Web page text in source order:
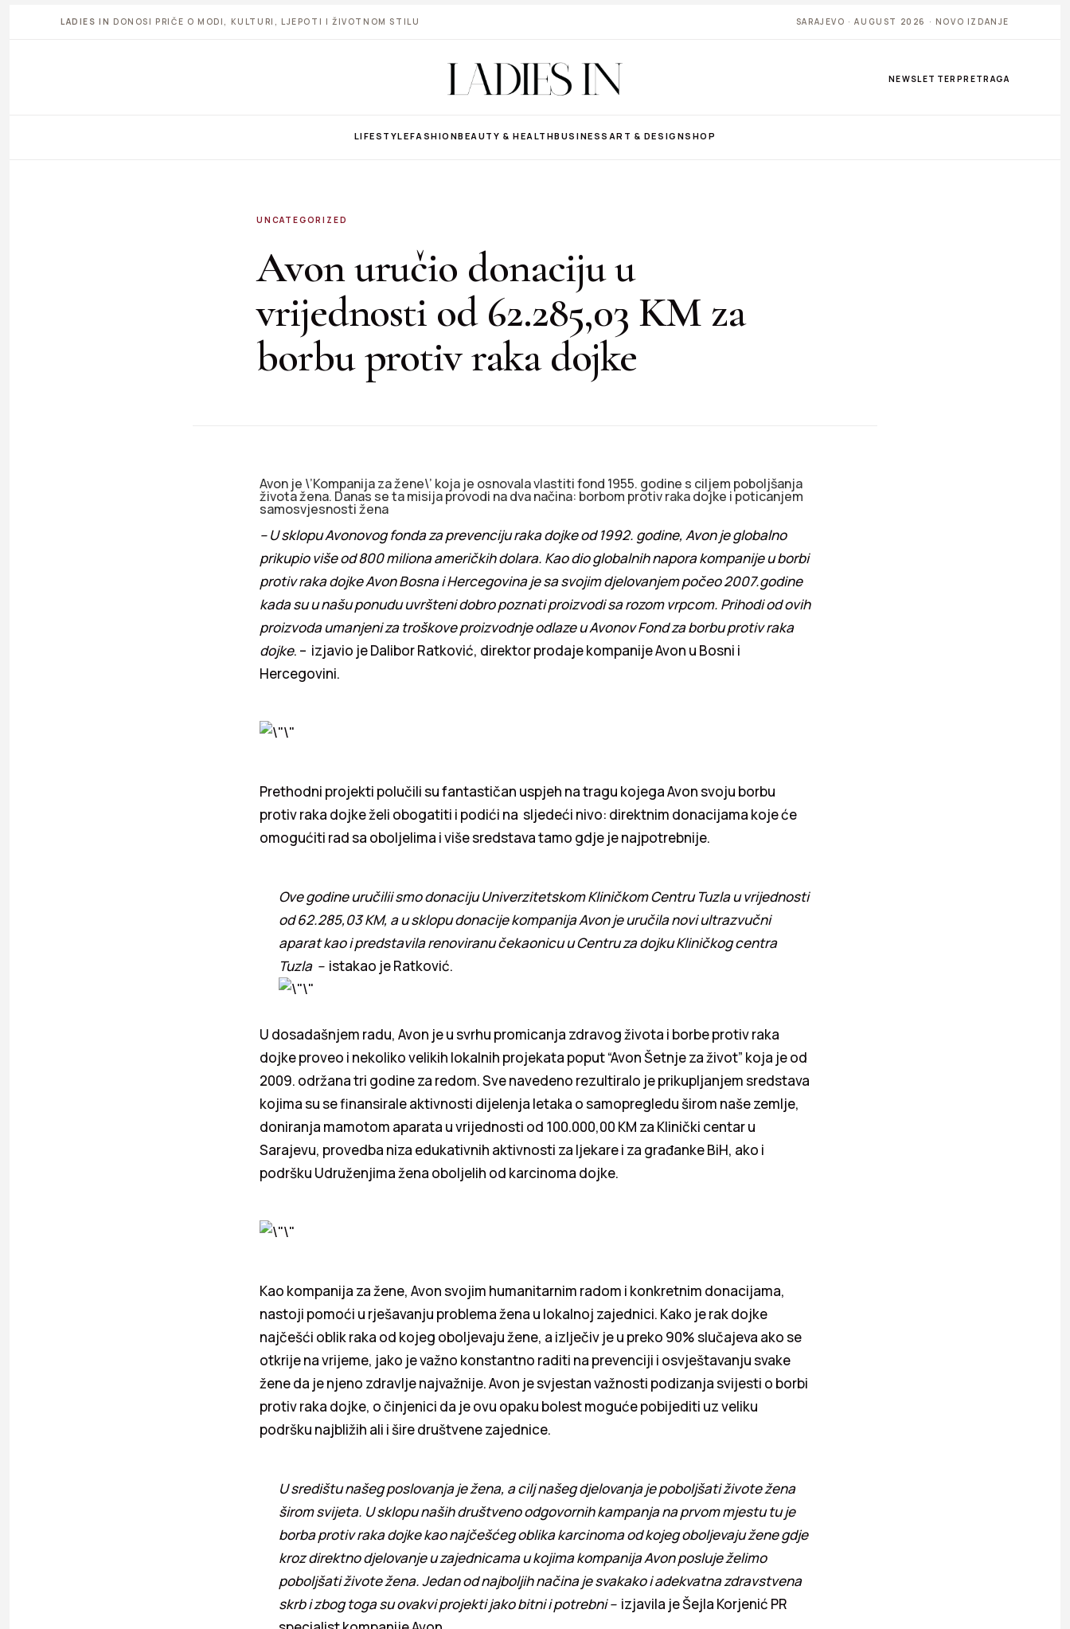
LADIES IN DONOSI PRIČE O MODI, KULTURI, LJEPOTI I ŽIVOTNOM STILU SARAJEVO · AUGUST 2026 · NOVO IZDANJE
NEWSLETTER PRETRAGA
LIFESTYLEFASHIONBEAUTY & HEALTHBUSINESS ART & DESIGNSHOP
UNCATEGORIZED
Avon uručio donaciju u
vrijednosti od 62.285,03 KM za
borbu protiv raka dojke
Avon je \’Kompanija za žene\’ koja je osnovala vlastiti fond 1955. godine s ciljem poboljšanja
života žena. Danas se ta misija provodi na dva načina: borbom protiv raka dojke i poticanjem
samosvjesnosti žena
– U sklopu Avonovog fonda za prevenciju raka dojke od 1992. godine, Avon je globalno
prikupio više od 800 miliona američkih dolara. Kao dio globalnih napora kompanije u borbi
protiv raka dojke Avon Bosna i Hercegovina je sa svojim djelovanjem počeo 2007.godine
kada su u našu ponudu uvršteni dobro poznati proizvodi sa rozom vrpcom. Prihodi od ovih
proizvoda umanjeni za troškove proizvodnje odlaze u Avonov Fond za borbu protiv raka
dojke. – izjavio je Dalibor Ratković, direktor prodaje kompanije Avon u Bosni i
Hercegovini.
Prethodni projekti polučili su fantastičan uspjeh na tragu kojega Avon svoju borbu
protiv raka dojke želi obogatiti i podići na sljedeći nivo: direktnim donacijama koje će
omogućiti rad sa oboljelima i više sredstava tamo gdje je najpotrebnije.
Ove godine uručilii smo donaciju Univerzitetskom Kliničkom Centru Tuzla u vrijednosti
od 62.285,03 KM, a u sklopu donacije kompanija Avon je uručila novi ultrazvučni
aparat kao i predstavila renoviranu čekaonicu u Centru za dojku Kliničkog centra
Tuzla – istakao je Ratković.
U dosadašnjem radu, Avon je u svrhu promicanja zdravog života i borbe protiv raka
dojke proveo i nekoliko velikih lokalnih projekata poput “Avon Šetnje za život” koja je od
2009. održana tri godine za redom. Sve navedeno rezultiralo je prikupljanjem sredstava
kojima su se finansirale aktivnosti dijelenja letaka o samopregledu širom naše zemlje,
doniranja mamotom aparata u vrijednosti od 100.000,00 KM za Klinički centar u
Sarajevu, provedba niza edukativnih aktivnosti za ljekare i za građanke BiH, ako i
podršku Udruženjima žena oboljelih od karcinoma dojke.
Kao kompanija za žene, Avon svojim humanitarnim radom i konkretnim donacijama,
nastoji pomoći u rješavanju problema žena u lokalnoj zajednici. Kako je rak dojke
najčešći oblik raka od kojeg oboljevaju žene, a izlječiv je u preko 90% slučajeva ako se
otkrije na vrijeme, jako je važno konstantno raditi na prevenciji i osvještavanju svake
žene da je njeno zdravlje najvažnije. Avon je svjestan važnosti podizanja svijesti o borbi
protiv raka dojke, o činjenici da je ovu opaku bolest moguće pobijediti uz veliku
podršku najbližih ali i šire društvene zajednice.
U središtu našeg poslovanja je žena, a cilj našeg djelovanja je poboljšati živote žena
širom svijeta. U sklopu naših društveno odgovornih kampanja na prvom mjestu tu je
borba protiv raka dojke kao najčešćeg oblika karcinoma od kojeg oboljevaju žene gdje
kroz direktno djelovanje u zajednicama u kojima kompanija Avon posluje želimo
poboljšati živote žena. Jedan od najboljih načina je svakako i adekvatna zdravstvena
skrb i zbog toga su ovakvi projekti jako bitni i potrebni – izjavila je Šejla Korjenić PR